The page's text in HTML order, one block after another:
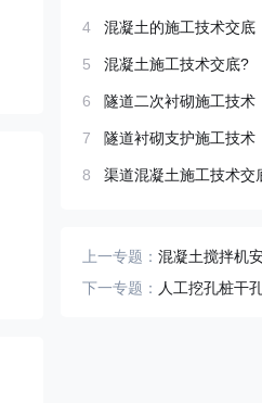
4 混凝土的施工技术交底
5 混凝土施工技术交底?
6 隧道二次衬砌施工技术
7 隧道衬砌支护施工技术
8 渠道混凝土施工技术交
上一专题： 混凝土搅拌机安
下一专题： 人工挖孔桩干孔